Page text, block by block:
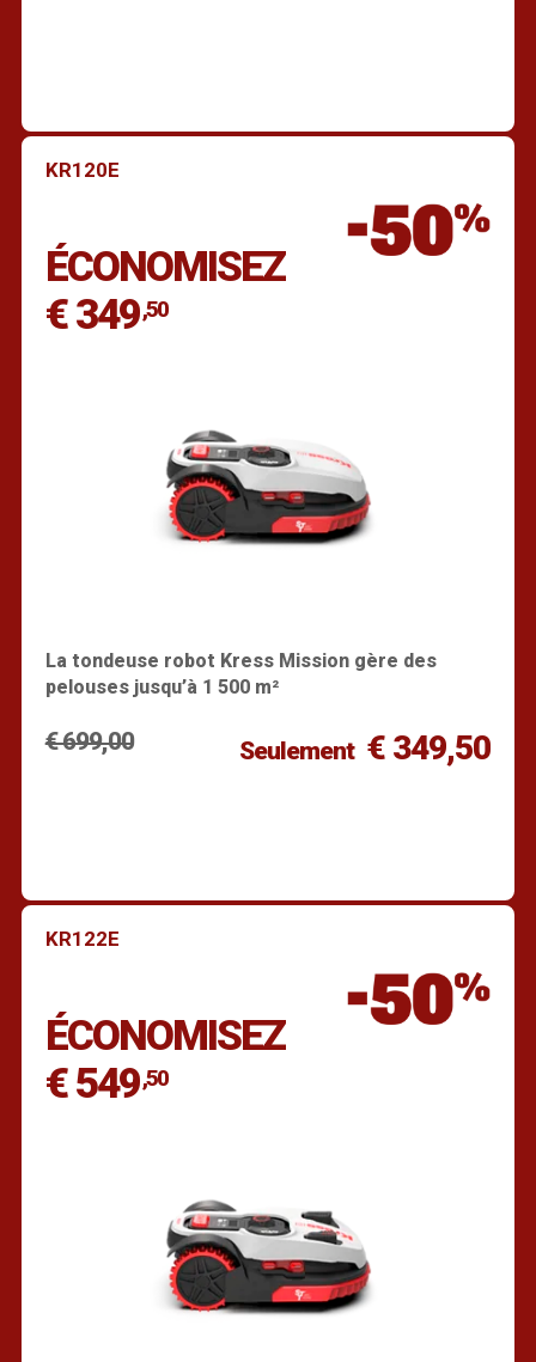
Trouver un revendeur
KR120E
ÉCONOMISEZ
€ 349,50
La tondeuse robot Kress Mission gère des
pelouses jusqu’à 1 500 m²
€ 699,00 Seulement € 349,50
Trouver un revendeur
KR122E
ÉCONOMISEZ
€ 549,50